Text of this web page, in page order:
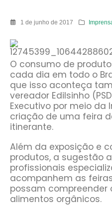
1 de junho de 2017
O consumo de
cada dia em todo o
que isso aconteça
vereador Edilsinho
Executivo por meio da
criação de uma feira
itinerante.
Além da exposição e
produtos, a sugestão
profissionais
acompanhem as
possam compreender
alimentos orgânicos.